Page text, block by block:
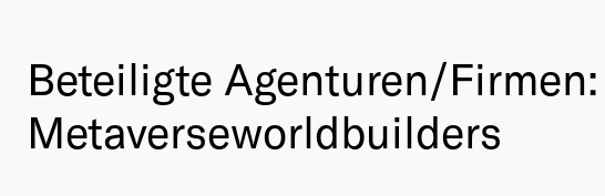
Beteiligte Agenturen/Firmen:
Metaverseworldbuilders